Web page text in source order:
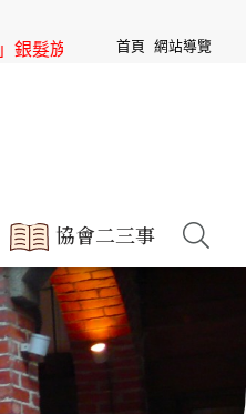
高年級超進化」來「三峽老
首頁 網站導覽
協會二三事